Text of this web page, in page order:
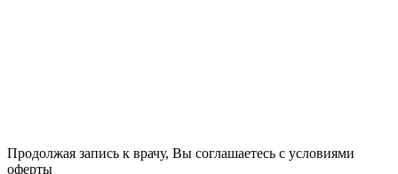
Продолжая запись к врачу, Вы соглашаетесь с условиями
оферты